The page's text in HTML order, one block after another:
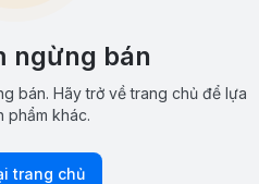
ngừng bán
bán. Hãy trở về trang chủ để lựa
phẩm khác.
trang chủ